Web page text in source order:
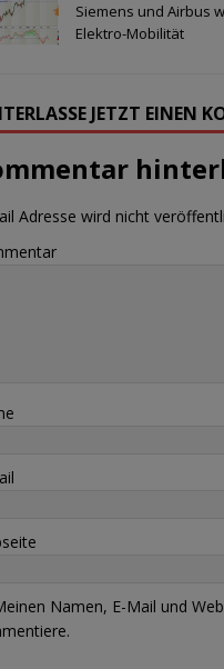
Siemens und Airbus
Elektro-Mobilität
JETZT EINEN
Adresse wird nicht
Namen, E-Mail und